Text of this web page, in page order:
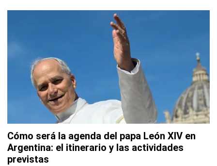
Cómo será la agenda del papa León XIV en
Argentina: el itinerario y las actividades
previstas